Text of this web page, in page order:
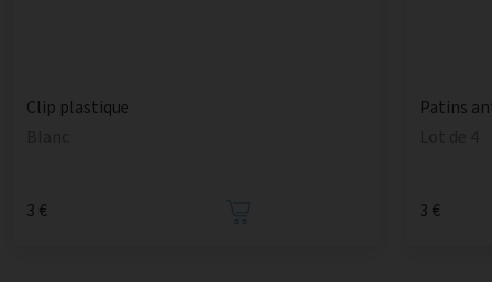
Clip plastique
3 €
Patins
3 €